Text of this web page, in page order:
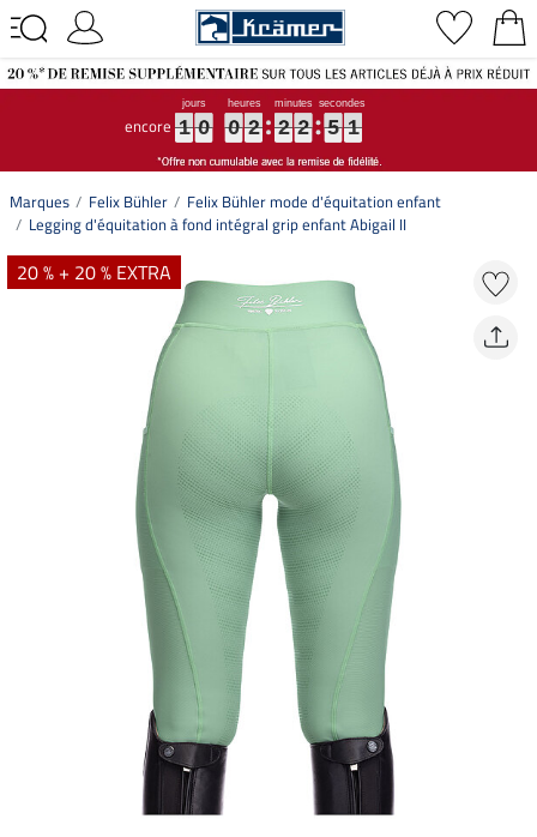
encore 1
1
1
1 0
0
0
0 0
0
0
0 2
2
2
2 2
2
2
2 2
2
2
2 5
5
5
5 0
1
0
1
Marques Felix Bühler
Felix Bühler mode d'équitation enfant
Legging d'équitation à fond intégral grip enfant Abigail II
20 % + 20 % EXTRA